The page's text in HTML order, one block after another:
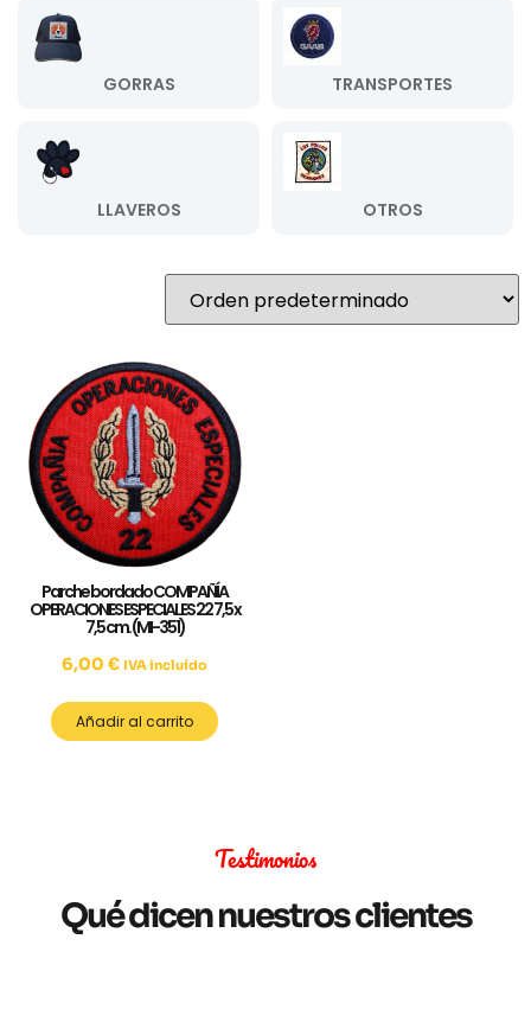
GORRAS TRANSPORTES
LLAVEROS OTROS
Parche bordado COMPAÑÍA
OPERACIONES ESPECIALES 22 7,5 x
7,5 cm. (MI-351)
6,00 € IVA incluído
Añadir al carrito
Testimonios
Qué dicen nuestros clientes